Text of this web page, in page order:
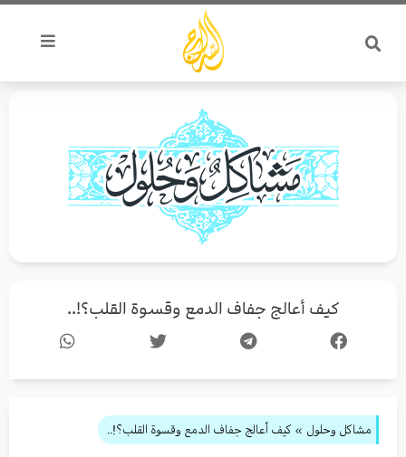
تخطي
المحتوى
کيف أعالج جفاف الدمع وقسوة القلب؟!..
مشاكل وحلول » کيف أعالج جفاف الدمع وقسوة القلب؟!..